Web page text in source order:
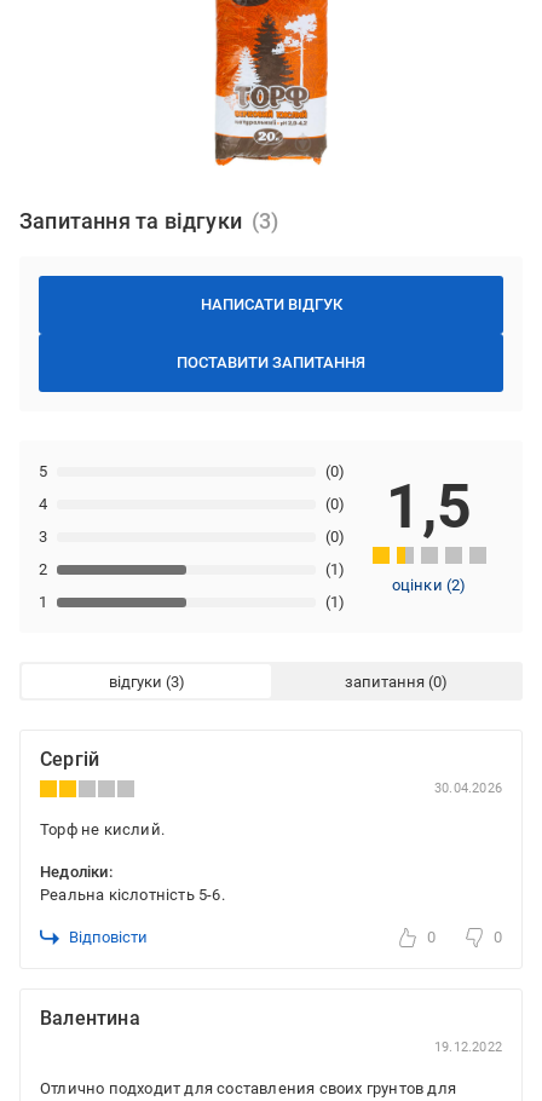
Запитання та відгуки
НАПИСАТИ ВІДГУК
ПОСТАВИТИ ЗАПИТАННЯ
1 (1)
2 (1)
3 (0)
4 (0)
5 (0)
1,5
оцінки(2)
відгуки запитання
Сергій
30.04.2026
Торф не кислий.
Недоліки:
Реальна кіслотність 5-6.
Відповісти 0 0
Валентина
19.12.2022
Отлично подходит для составления своих грунтов для